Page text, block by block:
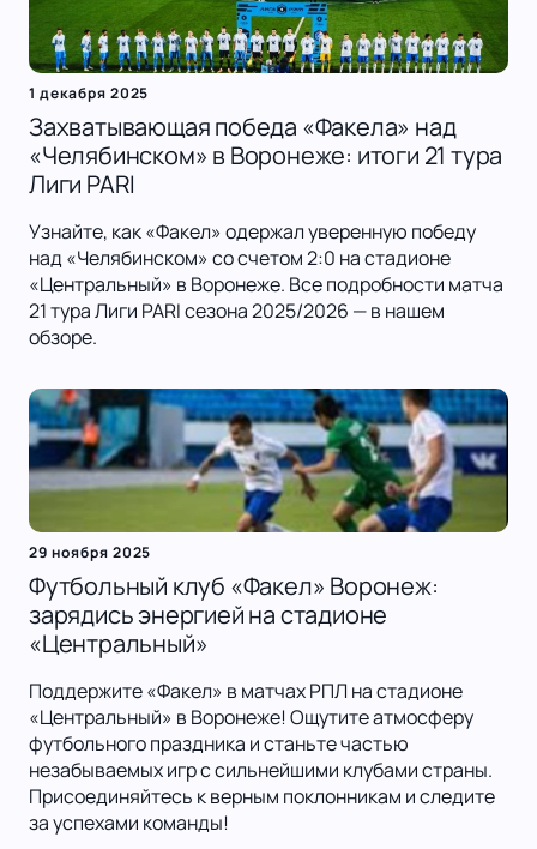
1 декабря 2025
Захватывающая победа «Факела» над
«Челябинском» в Воронеже: итоги 21 тура
Лиги PARI
Узнайте, как «Факел» одержал уверенную победу
над «Челябинском» со счетом 2:0 на стадионе
«Центральный» в Воронеже. Все подробности матча
21 тура Лиги PARI сезона 2025/2026 — в нашем
обзоре.
29 ноября 2025
Футбольный клуб «Факел» Воронеж:
зарядись энергией на стадионе
«Центральный»
Поддержите «Факел» в матчах РПЛ на стадионе
«Центральный» в Воронеже! Ощутите атмосферу
футбольного праздника и станьте частью
незабываемых игр с сильнейшими клубами страны.
Присоединяйтесь к верным поклонникам и следите
за успехами команды!